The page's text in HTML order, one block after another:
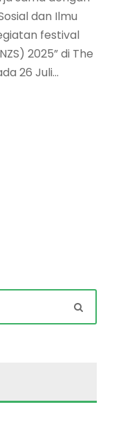
dan Ilmu
festival
2025” di The
26 Juli...